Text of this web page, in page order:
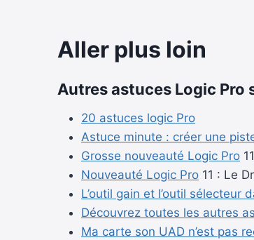
Aller plus loin
Autres astuces Logic Pro
20 astuces logic Pro
Astuce minute : créer une
Grosse nouveauté Logic Pro
Nouveauté Logic Pro 11 : Le
L’outil gain et l’outil sélecteur
Découvrez toutes les autres
Ma carte son UAD n’est pas